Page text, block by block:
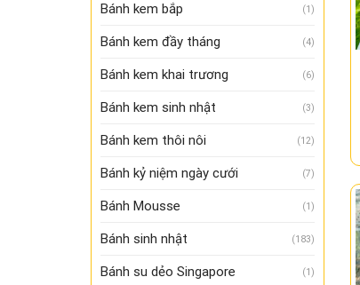
Bánh kem bắp (1)
Bánh kem đầy tháng (4)
Bánh kem khai trương (6)
Bánh kem sinh nhật (3)
Bánh kem thôi nôi (12)
Bánh kỷ niệm ngày cưới (7)
Bánh Mousse (1)
Bánh sinh nhật (183)
Bánh su dẻo Singapore (1)